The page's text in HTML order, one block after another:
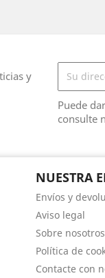
y
Puede
consulte
NUESTRA
Envíos y
Aviso legal
Sobre nosotros
Política de
Contacte con